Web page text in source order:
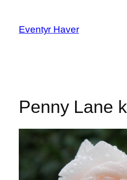
indhold
Eventyr Haver
Penny Lane